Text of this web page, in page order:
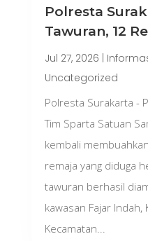
Polresta
Tawuran, 12
Jul 27, 2026
Uncategorized
Polresta Surakarta -
Tim Sparta Satuan
kembali
remaja yang diduga
tawuran berhasil
kawasan Fajar
Kecamatan...